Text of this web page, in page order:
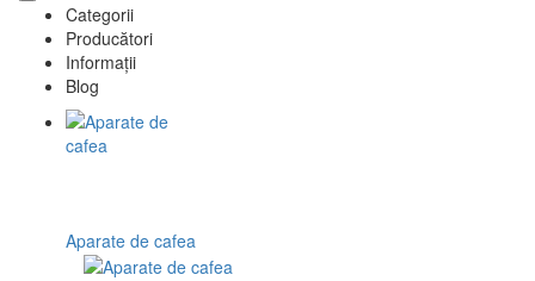
Categorii
Producători
Informații
Blog
Aparate de cafea